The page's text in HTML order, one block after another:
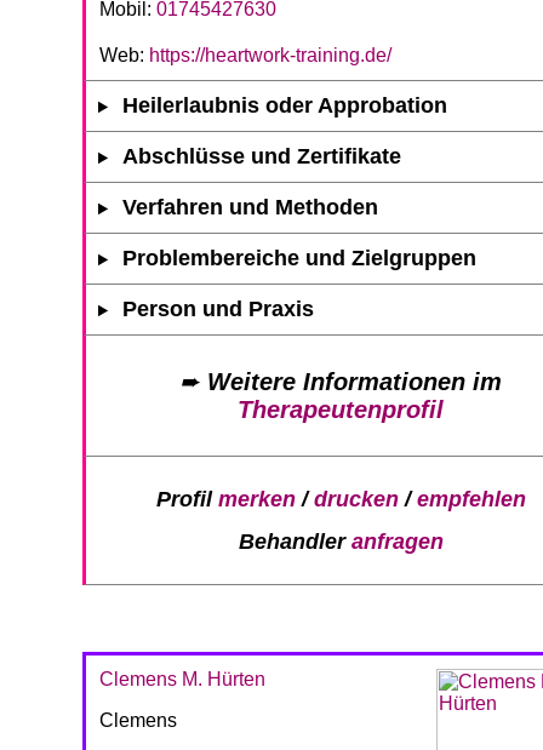
Mobil: 01745427630
Web: https://heartwork-training.de/
Heilerlaubnis oder Approbation
Abschlüsse und Zertifikate
Verfahren und Methoden
Problembereiche und Zielgruppen
Person und Praxis
➨ Weitere Informationen im
Therapeutenprofil
Profil merken/drucken/empfehlen
Behandler anfragen
Clemens M. Hürten
Clemens